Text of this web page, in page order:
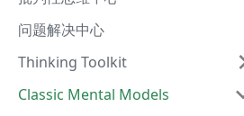
问题解决中心
Thinking Toolkit
Classic Mental Models